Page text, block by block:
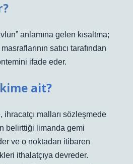
anlamına gelen kısaltma;
satıcı tarafından
ifade eder.
ait?
ihracatçı malları sözleşmede
belirttiği limanda gemi
ve o noktadan itibaren
ithalatçıya devreder.